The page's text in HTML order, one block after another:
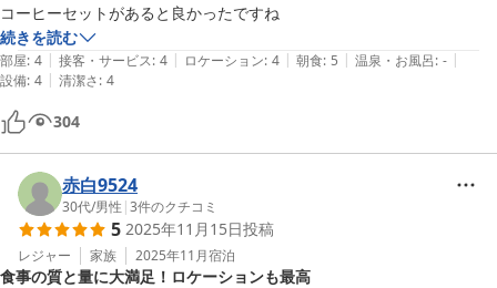
コーヒーセットがあると良かったですね
続きを読む
部屋: 4 | 接客・サービス: 4 | ロケーション: 4 | 朝食: 5 | 温泉・お風呂: - |
設備: 4 | 清潔さ: 4
304
赤白9524
30代/男性 |3件のクチコミ
5 2025年11月15日投稿
レジャー 家族 2025年11月宿泊
食事の質と量に大満足！ロケーションも最高